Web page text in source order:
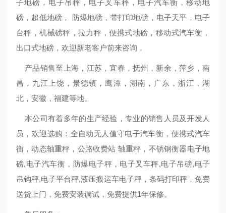
子地磅，电子吊秤，电子叉车秤，电子汽车衡，移动地
磅，超低地磅， 防爆地磅，带打印地磅，电子天平，电子
台秤，机械磅秤，拉力秤，便携式地磅，移动式汽车衡，
出口式地磅，欢迎新老客户前来咨询，
产品销售至上海，江苏，宜春，抚州，新余，萍乡，南
昌，九江上饶，景德镇，鹰潭，湖南，广东，浙江，湖
北，安徽，福建等地。
本公司有着多年的生产经验，专业的销售人员及开发人
员，欢迎选购：全自动无人值守电子汽车衡，便携式汽车
衡，动态轴重秤，公路收费站 轴重秤，不锈钢衡器电子地
磅,电子汽车衡，防爆电子秤，电子叉车秤,电子吊磅,电子
吊钩秤,电子平台秤,液压搬运车电子秤，条码打印秤，免费
送货上门，免费安装调试，免费提供1年保修。